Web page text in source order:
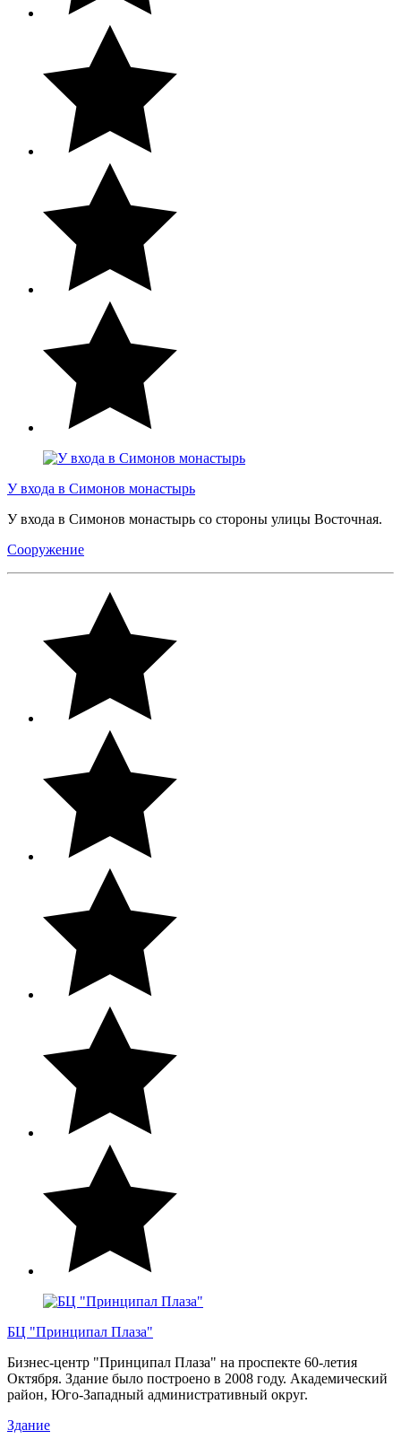
У входа в Симонов монастырь
У входа в Симонов монастырь со стороны улицы Восточная.
Сооружение
БЦ "Принципал Плаза"
Бизнес-центр "Принципал Плаза" на проспекте 60-летия
Октября. Здание было построено в 2008 году. Академический
район, Юго-Западный административный округ.
Здание